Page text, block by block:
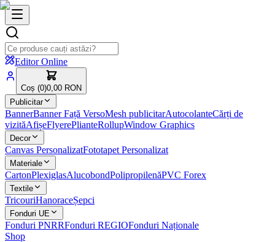
Editor Online
Coș (0)0,00 RON
Publicitar
BannerBanner Față VersoMesh publicitarAutocolanteCărți de
vizităAfișeFlyerePlianteRollupWindow Graphics
Decor
Canvas PersonalizatFototapet Personalizat
Materiale
CartonPlexiglasAlucobondPolipropilenăPVC Forex
Textile
TricouriHanoraceȘepci
Fonduri UE
Fonduri PNRRFonduri REGIOFonduri Naționale
Shop